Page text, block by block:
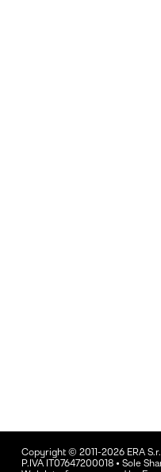
Copyright © 2011-2026 ERA
P.IVA IT07647200018 • Sole